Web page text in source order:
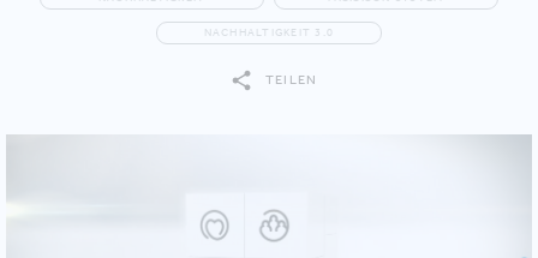
NACHHALTIGKEIT 3.0
TEILEN